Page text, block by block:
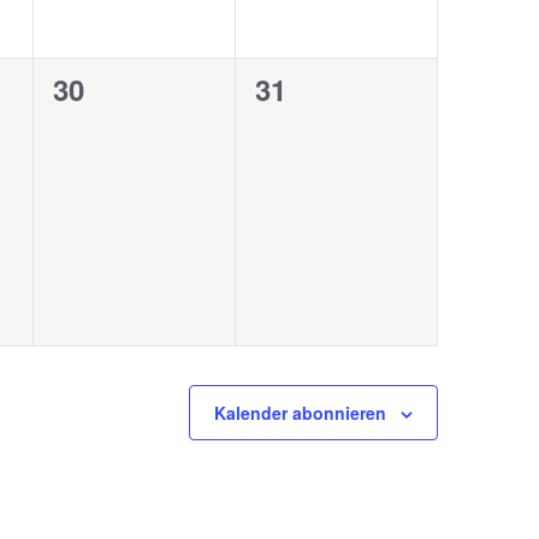
0
30
0
31
Kalender abonnieren